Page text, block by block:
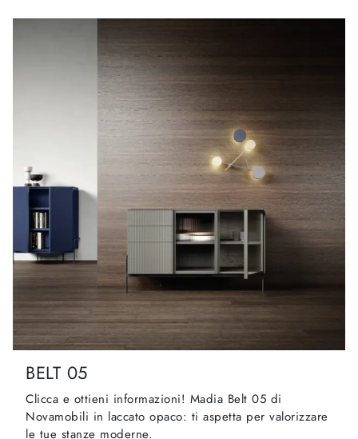
BELT 05
Clicca e ottieni informazioni! Madia Belt 05 di
Novamobili in laccato opaco: ti aspetta per valorizzare
le tue stanze moderne.